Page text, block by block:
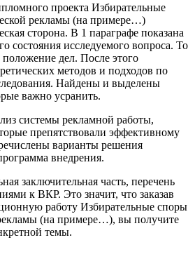
проекта Избирательные
рекламы (на примере…)
сторона. В 1 параграфе показана
состояния исследуемого вопроса. То
положение дел. После этого
методов и подходов по
Найдены и выделены
важно усранить.
системы рекламной работы,
препятствовали эффективному
варианты решения
внедрения.
заключительная часть, перечень
к ВКР. Это значит, что заказав
работу Избирательные споры
(на примере…), вы получите
темы.